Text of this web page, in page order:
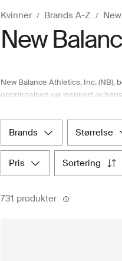
Kvinner Brands A-Z
New
New Balance Athletics, Inc. (NB),
opprinnelsen var inspirert av
funksjonalitet smeltet sammen
tallet hadde New Balance et
utvalg av offisielle New Balance-
brands størrelse
pris sortering
731 produkter